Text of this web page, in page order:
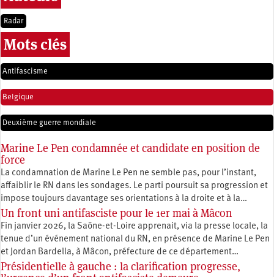
Radar
Mots clés
Antifascisme
Belgique
Deuxième guerre mondiale
Marine Le Pen condamnée et candidate en position de
force
La condamnation de Marine Le Pen ne semble pas, pour l’instant,
affaiblir le RN dans les sondages. Le parti poursuit sa progression et
impose toujours davantage ses orientations à la droite et à la…
Un front uni antifasciste pour le 1er mai à Mâcon
Fin janvier 2026, la Saône-et-Loire apprenait, via la presse locale, la
tenue d’un événement national du RN, en présence de Marine Le Pen
et Jordan Bardella, à Mâcon, préfecture de ce département…
Présidentielle à gauche : la clarification progresse,